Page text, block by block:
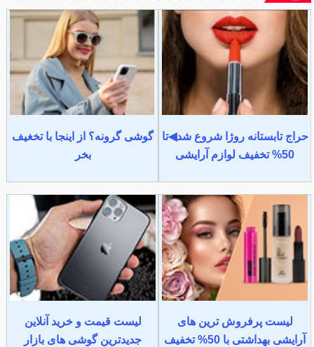
حراج تابستانه روژا شروع شد◀تا
50% تخفیف لوازم آرایشی
گوشی گرونه؟ از اینجا با تخغیف
بخر
لیست پرفروش ترین های
آرایشی بهداشتی با 50% تخفیف
لیست قیمت و خرید آنلاین
جدیدترین گوشی های بازار